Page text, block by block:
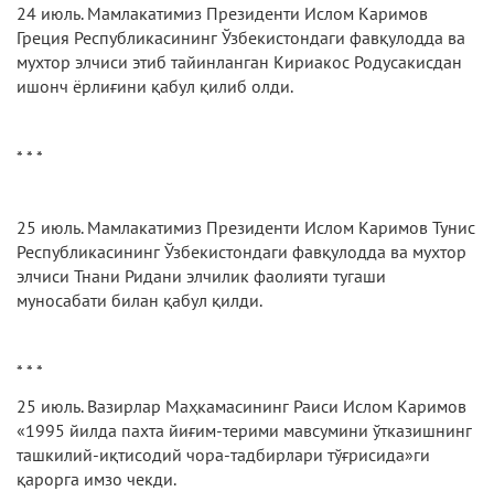
24 июль. Мамлакатимиз Президенти Ислом Каримов
Греция Республикасининг Ўзбекистондаги фавқулодда ва
мухтор элчиси этиб тайинланган Кириакос Родусакисдан
ишонч ёрлиғини қабул қилиб олди.
* * *
25 июль. Мамлакатимиз Президенти Ислом Каримов Тунис
Республикасининг Ўзбекистондаги фавқулодда ва мухтор
элчиси Тнани Ридани элчилик фаолияти тугаши
муносабати билан қабул қилди.
* * *
25 июль. Вазирлар Маҳкамасининг Раиси Ислом Каримов
«1995 йилда пахта йиғим-терими мавсумини ўтказишнинг
ташкилий-иқтисодий чора-тадбирлари тўғрисида»ги
қарорга имзо чекди.